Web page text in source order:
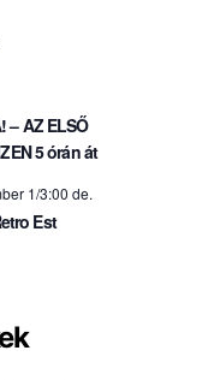
– AZ ELSŐ
5 órán át
1/3:00 de.
Est